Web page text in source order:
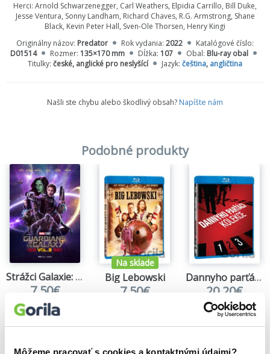
Môžeme pracovať s cookies a kontaktnými údajmi?
Herci: Arnold Schwarzenegger, Carl Weathers, Elpidia Carrillo, Bill Duke,
Jesse Ventura, Sonny Landham, Richard Chaves, R.G. Armstrong, Shane
Black, Kevin Peter Hall, Sven-Ole Thorsen, Henry Kingi
Originálny názov: Predator Rok vydania: 2022
Katalógové číslo:
D01514
Rozmer: 135×170 mm Dĺžka: 107 Obal: Blu-ray obal
Titulky: české, anglické pro neslyšící Jazyk: čeština, angličtina
Našli ste chybu alebo škodlivý obsah? Napíšte nám
Podobné produkty
Strážci Galaxie: Volume 3
7,50€
Na sklade
Big Lebowski
7,50€
Dannyho parťáci kolekce 1-3.
20,20€